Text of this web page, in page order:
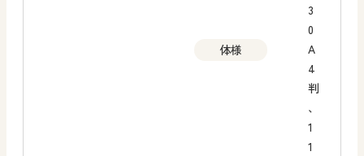
3
0
体様
A
4
判
、
1
1